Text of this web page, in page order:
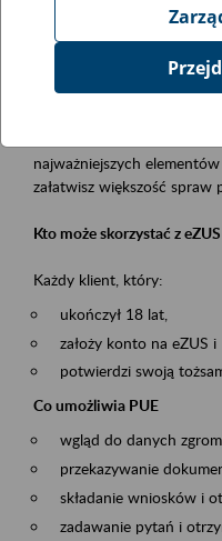
Event description
Platforma Usług
najważniejszych
załatwisz większość spraw
Kto może skorzystać z eZUS
Każdy klient, który:
ukończył 18 lat,
założy konto na eZUS i
potwierdzi swoją
Co umożliwia PUE
wgląd do danych
przekazywanie
składanie wniosków i
zadawanie pytań i